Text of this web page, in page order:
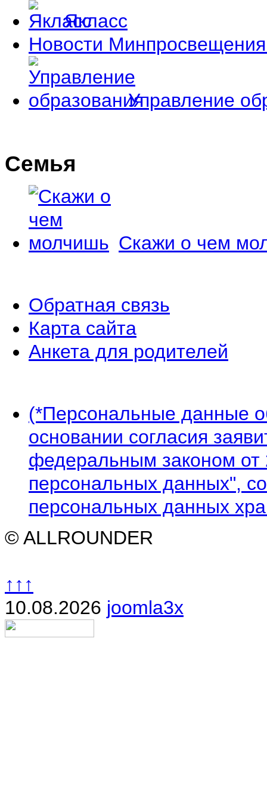
Якласс
Новости
Управление
Семья
Скажи о чем
Обратная связь
Карта сайта
Анкета для родителей
(*Персональные данные
основании согласия
федеральным законом
персональных данных",
персональных данных
© ALLROUNDER
↑↑↑
10.08.2026 joomla3x